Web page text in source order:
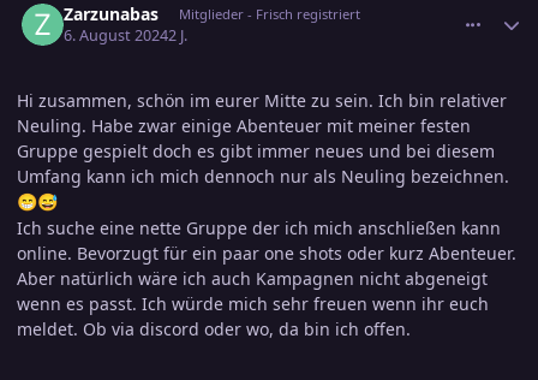
Zarzunabas Mitglieder - Frisch registriert
6. August 20242 J.
Hi zusammen, schön im eurer Mitte zu sein. Ich bin relativer
Neuling. Habe zwar einige Abenteuer mit meiner festen
Gruppe gespielt doch es gibt immer neues und bei diesem
Umfang kann ich mich dennoch nur als Neuling bezeichnen.
😁😅
Ich suche eine nette Gruppe der ich mich anschließen kann
online. Bevorzugt für ein paar one shots oder kurz Abenteuer.
Aber natürlich wäre ich auch Kampagnen nicht abgeneigt
wenn es passt. Ich würde mich sehr freuen wenn ihr euch
meldet. Ob via discord oder wo, da bin ich offen.